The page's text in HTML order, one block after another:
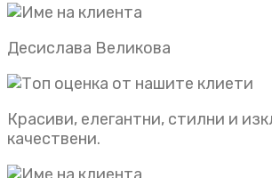
Десислава Великова
Красиви, елегантни, стилни и
качествени.